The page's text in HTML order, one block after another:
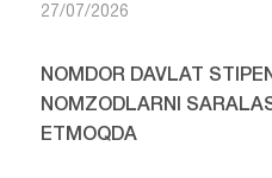
27/07/2026
NOMDOR DAVLAT
NOMZODLARNI
ETMOQDA